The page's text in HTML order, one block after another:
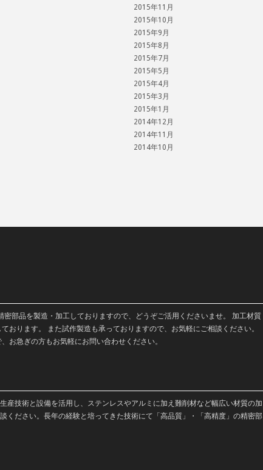
2015年11月
2015年10月
2015年9月
2015年8月
2015年7月
2015年5月
2015年4月
2015年3月
2015年1月
2014年12月
2014年11月
2014年10月
密部品を製造・加工しておりますので、どうぞご活用くださいませ。 加工材質
おります。 また試作製造 も承っておりますので、お気軽にご相談ください。
お急ぎの方もお気軽にお問い合わせください。
産技術と設備を活用し、ステンレスやアルミに加え難削材など幅広い材質の加
ださい。長年の経験と培ってきた技術にて「高品質」・「高精度」の精密部